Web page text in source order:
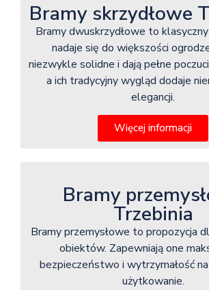
Bramy skrzydłowe
Bramy dwuskrzydłowe to
nadaje się do większości
niezwykle solidne i dają pełne
a ich tradycyjny wygląd dodaje
elegancji.
Więcej informacji
Bramy
Trzebinia
Bramy przemysłowe to propozycja
obiektów. Zapewniają one
bezpieczeństwo i wytrzymałość
użytkowanie.